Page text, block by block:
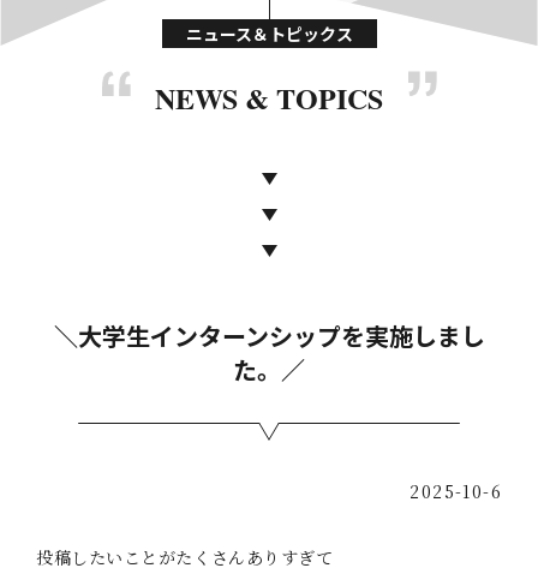
ニュース＆トピックス
NEWS & TOPICS
＼大学生インターンシップを実施しまし
た。／
2025-10-6
投稿したいことがたくさんありすぎて